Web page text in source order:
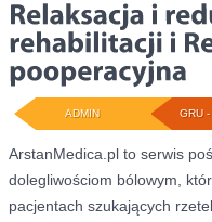
GRU
ADMIN
ArstanMedica.pl to serwis
dolegliwościom bólowym,
pacjentach szukających